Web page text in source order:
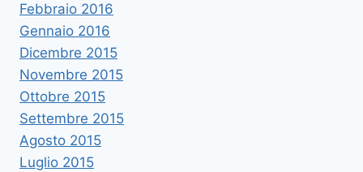
Febbraio 2016
Gennaio 2016
Dicembre 2015
Novembre 2015
Ottobre 2015
Settembre 2015
Agosto 2015
Luglio 2015